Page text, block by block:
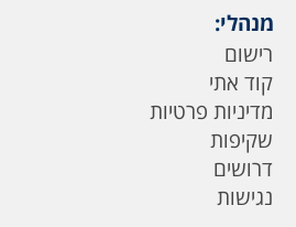
מנהלי:
רישום
קוד אתי
מדיניות פרטיות
שקיפות
דרושים
נגישות